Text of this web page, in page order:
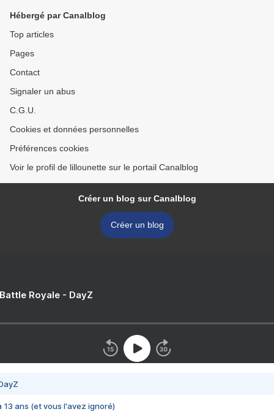
Hébergé par Canalblog
Top articles
Pages
Contact
Signaler un abus
C.G.U.
Cookies et données personnelles
Préférences cookies
Voir le profil de lillounette sur le portail Canalblog
Créer un blog sur Canalblog
Créer un blog
Royale - DayZ
13 ans (et vous l'avez ignoré)